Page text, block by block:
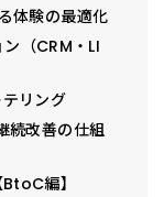
体験の最適化
（CRM・LI
リング
続改善の仕組
編】